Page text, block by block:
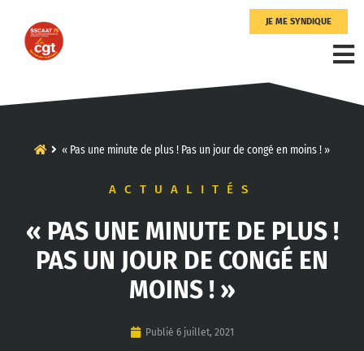
JE ME SYNDIQUE
« Pas une minute de plus ! Pas un jour de congé en moins ! »
ACTUALITÉS
« PAS UNE MINUTE DE PLUS !
PAS UN JOUR DE CONGÉ EN
MOINS ! »
Publié 6 juillet, 2021